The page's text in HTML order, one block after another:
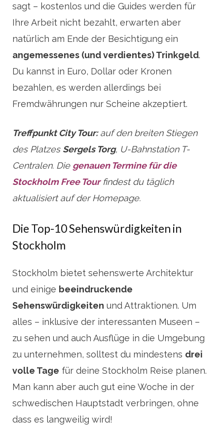
sagt – kostenlos und die Guides werden für
Ihre Arbeit nicht bezahlt, erwarten aber
natürlich am Ende der Besichtigung ein
angemessenes (und verdientes) Trinkgeld.
Du kannst in Euro, Dollar oder Kronen
bezahlen, es werden allerdings bei
Fremdwährungen nur Scheine akzeptiert.
Treffpunkt City Tour:auf den breiten Stiegen
des Platzes Sergels Torg, U-Bahnstation T-
Centralen. Die genauen Termine für die
Stockholm Free Tourfindest du täglich
aktualisiert auf der Homepage.
Die Top-10 Sehenswürdigkeiten in
Stockholm
Stockholm bietet sehenswerte Architektur
und einige beeindruckende
Sehenswürdigkeiten und Attraktionen. Um
alles – inklusive der interessanten Museen –
zu sehen und auch Ausflüge in die Umgebung
zu unternehmen, solltest du mindestens drei
volle Tage für deine Stockholm Reise planen.
Man kann aber auch gut eine Woche in der
schwedischen Hauptstadt verbringen, ohne
dass es langweilig wird!